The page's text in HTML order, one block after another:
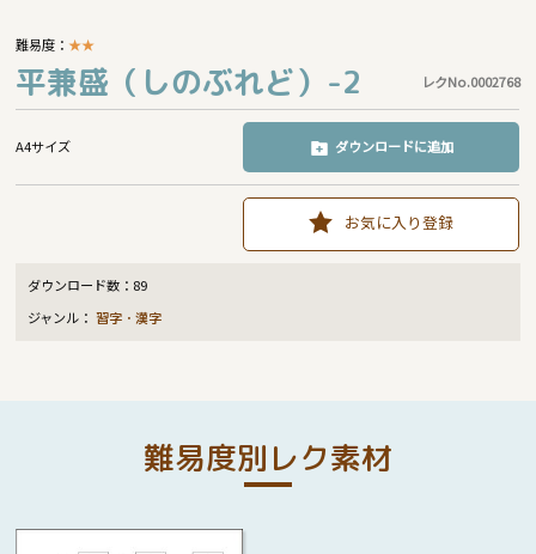
難易度：★★
平兼盛（しのぶれど）-2 レクNo.0002768
A4サイズ ダウンロードに追加
お気に入り登録
ダウンロード数： 89
ジャンル：習字・漢字
難易度別レク素材